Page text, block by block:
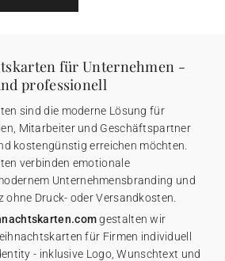
für Unternehmen -
professionell
sind die moderne Lösung für
Mitarbeiter und Geschäftspartner
kostengünstig erreichen möchten.
verbinden emotionale
Unternehmensbranding und
ohne Druck- oder Versandkosten.
gestalten wir
für Firmen individuell
- inklusive Logo, Wunschtext und